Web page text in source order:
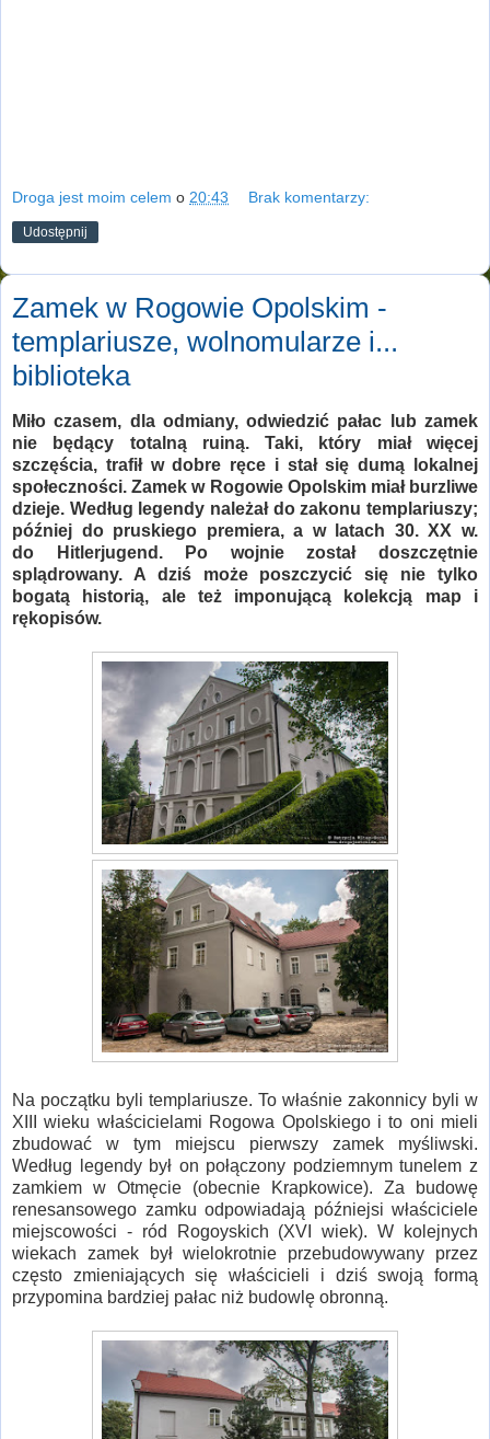
Droga jest moim celem o 20:43 Brak komentarzy:
Udostępnij
Zamek w Rogowie Opolskim -
templariusze, wolnomularze i...
biblioteka
Miło czasem, dla odmiany, odwiedzić pałac lub zamek
nie będący totalną ruiną. Taki, który miał więcej
szczęścia, trafił w dobre ręce i stał się dumą lokalnej
społeczności. Zamek w Rogowie Opolskim miał burzliwe
dzieje. Według legendy należał do zakonu templariuszy;
później do pruskiego premiera, a w latach 30. XX w.
do
Hitlerjugend . Po wojnie został doszczętnie
splądrowany. A dziś może poszczycić się nie tylko
bogatą historią, ale też imponującą kolekcją map i
rękopisów.
Na początku byli templariusze. To właśnie zakonnicy byli w
XIII wieku właścicielami Rogowa Opolskiego i to oni mieli
zbudować w tym miejscu pierwszy zamek myśliwski.
Według legendy był on połączony podziemnym tunelem z
zamkiem w Otmęcie (obecnie Krapkowice). Za budowę
renesansowego zamku odpowiadają późniejsi właściciele
miejscowości - ród Rogoyskich (XVI wiek). W kolejnych
wiekach zamek był wielokrotnie przebudowywany przez
często zmieniających się właścicieli i dziś swoją formą
przypomina bardziej pałac niż budowlę obronną.